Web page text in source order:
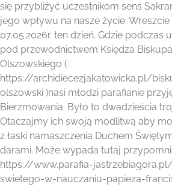
się przybliżyć uczestnikom sens
jego wpływu na nasze życie.
07.05.2026r. ten dzień. Gdzie podczas
pod przewodnictwem Księdza
Olszowskiego (
https://archidiecezjakatowicka.pl/
olszowski )nasi młodzi parafianie
Bierzmowania. Było to dwadzieścia
Otaczajmy ich swoją modlitwą aby
z łaski namaszczenia Duchem
darami. Może wypada tutaj
https://www.parafia-
swietego-w-nauczaniu-papieza-